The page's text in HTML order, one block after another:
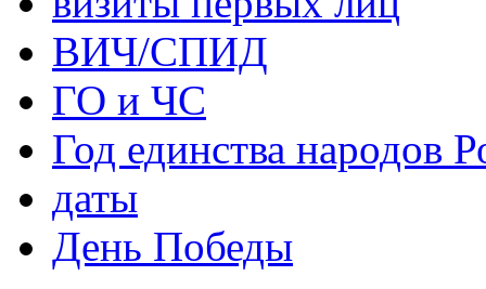
ВИЧ/СПИД
ГО и ЧС
Год единства народов
даты
День Победы